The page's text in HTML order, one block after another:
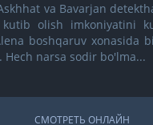
va Bavarjan
olish imkoniyatini
boshqaruv xonasida
Hech narsa sodir bo'lma...
СМОТРЕТЬ ОНЛАЙН